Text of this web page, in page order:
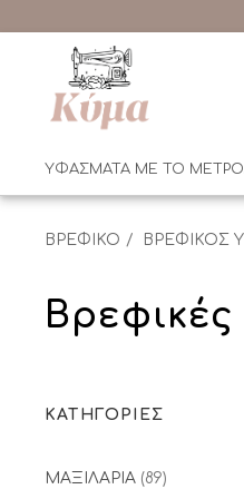
ΥΦΑΣΜΑΤΑ ΜΕ ΤΟ ΜΕΤΡΟ
ΒΡΕΦΙΚΟ ΒΡΕΦΙΚΟΣ
ΚΑΤΗΓΟΡΙΕΣ
ΜΑΞΙΛΑΡΙΑ (89)